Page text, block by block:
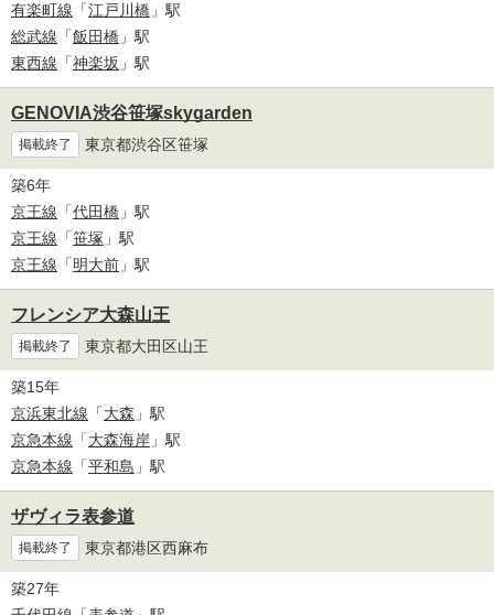
有楽町線 「江戸川橋 」駅
総武線 「飯田橋 」駅
東西線 「神楽坂 」駅
GENOVIA渋谷笹塚skygarden
掲載終了 東京都渋谷区笹塚
築6年
京王線 「代田橋 」駅
京王線 「笹塚 」駅
京王線 「明大前 」駅
フレンシア大森山王
掲載終了 東京都大田区山王
築15年
京浜東北線 「大森 」駅
京急本線 「大森海岸 」駅
京急本線 「平和島 」駅
ザヴィラ表参道
掲載終了 東京都港区西麻布
築27年